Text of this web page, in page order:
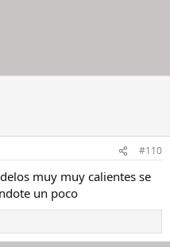
#110
muy muy calientes se
un poco